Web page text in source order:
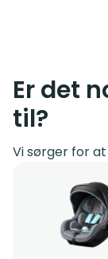
Er det
til?
Vi sørger for